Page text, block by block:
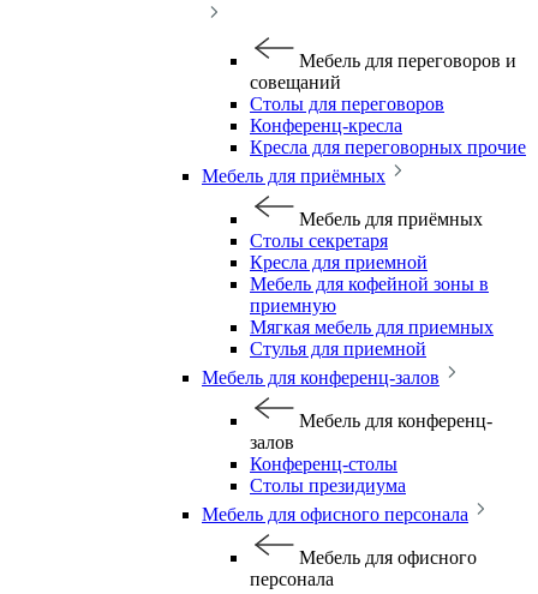
Мебель для переговоров и
совещаний
Столы для переговоров
Конференц-кресла
Кресла для переговорных прочие
Мебель для приёмных
Мебель для приёмных
Столы секретаря
Кресла для приемной
Мебель для кофейной зоны в
приемную
Мягкая мебель для приемных
Стулья для приемной
Мебель для конференц-залов
Мебель для конференц-
залов
Конференц-столы
Столы президиума
Мебель для офисного персонала
Мебель для офисного
персонала